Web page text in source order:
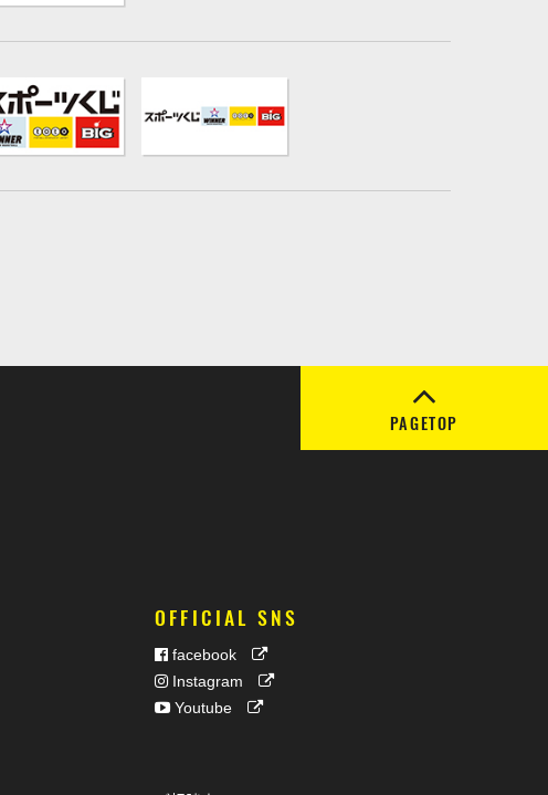
PAGETOP
OFFICIAL SNS
facebook
Instagram
Youtube